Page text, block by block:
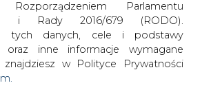
CIRE.TV
Parlamentu
i Rady 2016/679 (RODO).
tych danych, cele i podstawy
oraz inne informacje wymagane
w Polityce Prywatności